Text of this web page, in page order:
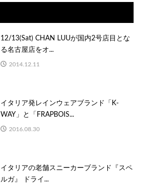
12/13(Sat) CHAN LUUが国内2号店目とな
る名古屋店をオ...
2014.12.11
イタリア発レインウェアブランド「K-
WAY」と「FRAPBOIS...
2016.08.30
イタリアの老舗スニーカーブランド『スペ
ルガ』 ドライ...